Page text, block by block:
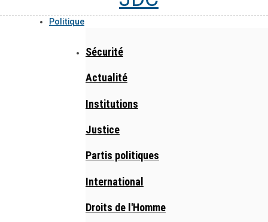
Politique
Sécurité
Actualité
Institutions
Justice
Partis politiques
International
Droits de l'Homme